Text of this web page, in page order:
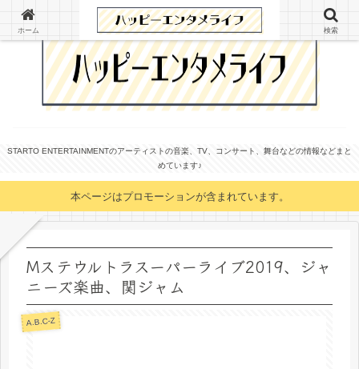
STARTO ENTERTAINMENTのアーティストの音楽、TV、コンサート、舞台などの情報などまと
めています♪
本ページはプロモーションが含まれています。
Mステウルトラスーパーライブ2019、ジャ
ニーズ楽曲、関ジャム
A.B.C-Z
ホーム 検索